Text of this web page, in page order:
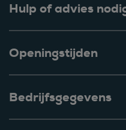
Hulp of advies
Openingstijden
Bedrijfsgegevens